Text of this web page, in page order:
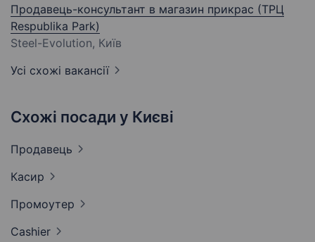
Продавець-консультант в магазин прикрас (ТРЦ
Respublika Park)
Steel-Evolution, Київ
Усі схожі вакансії
Схожі посади у Києві
Продавець
Касир
Промоутер
Cashier